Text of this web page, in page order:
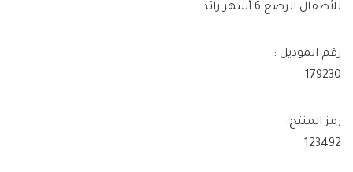
للأطفال الرضع 6 أشهر زائد.
رقم الموديل :
179230
رمز المنتج:
123492